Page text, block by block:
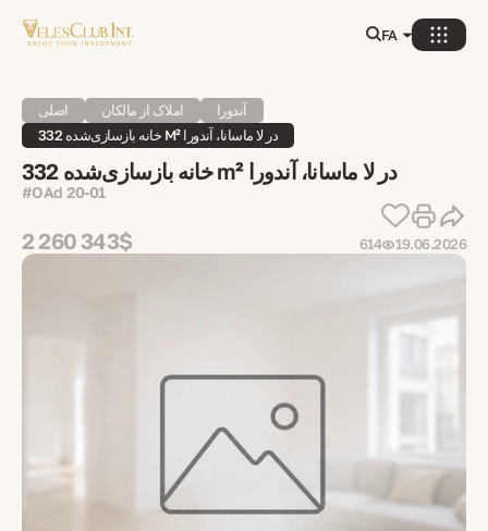
FA
اصلی املاک از مالکان
آندورا
خانه بازسازی‌شده 332 M² در لا ماسانا، آندورا
خانه بازسازی‌شده 332 m² در لا ماسانا، آندورا
#OAd 20-01
2 260 343$ 614 19.06.2026